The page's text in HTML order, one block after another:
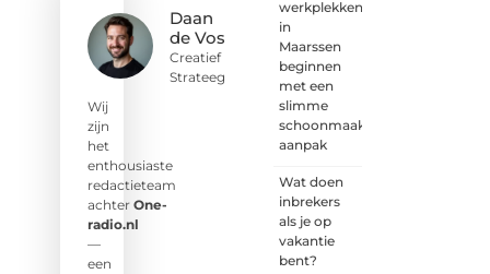
Daan
de Vos
Creatief
Strateeg
Wij
zijn
het
enthousiaste
redactieteam
achter One-
radio.nl
—
een
werkplekken
in
Maarssen
beginnen
met een
slimme
schoonmaak
aanpak
Wat doen
inbrekers
als je op
vakantie
bent?